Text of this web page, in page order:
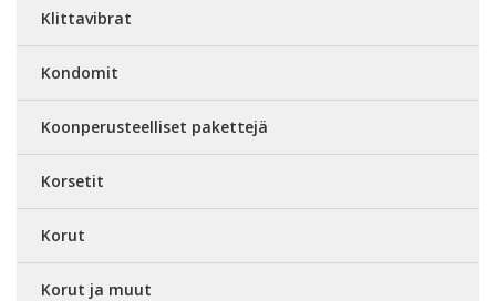
Klittavibrat
Kondomit
Koonperusteelliset pakettejä
Korsetit
Korut
Korut ja muut